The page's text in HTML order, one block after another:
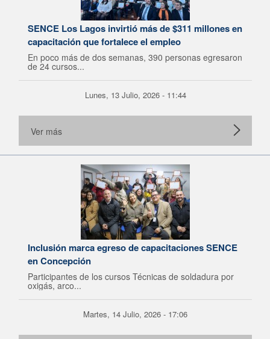
SENCE Los Lagos invirtió más de $311 millones en
capacitación que fortalece el empleo
En poco más de dos semanas, 390 personas egresaron
de 24 cursos...
Lunes, 13 Julio, 2026 - 11:44
Ver más
Inclusión marca egreso de capacitaciones SENCE
en Concepción
Participantes de los cursos Técnicas de soldadura por
oxigás, arco...
Martes, 14 Julio, 2026 - 17:06